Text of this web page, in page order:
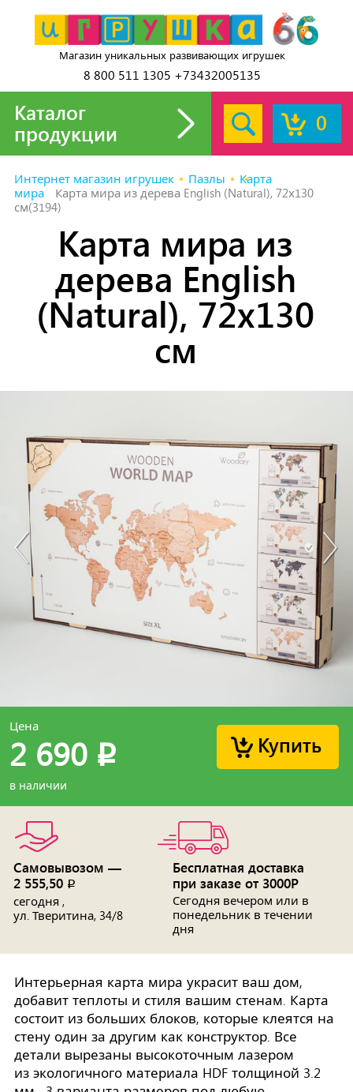
Магазин уникальных развивающих игрушек
8 800 511 1305 +73432005135
0
Каталог
продукции
Интернет магазин игрушек Пазлы
Карта
мира
Карта мира из дерева English (Natural), 72х130
см(3194)
Карта мира из
дерева English
(Natural), 72х130
см
Купить
Цена
2 690 p
в наличии
Самовывозом —
2 555,50 p
сегодня ,
ул. Тверитина, 34/8
Бесплатная доставка
при заказе от 3000Р
Сегодня вечером или в
понедельник в течении
дня
Интерьерная карта мира украсит ваш дом,
добавит теплоты и стиля вашим стенам. Карта
состоит из больших блоков, которые клеятся на
стену один за другим как конструктор. Все
детали вырезаны высокоточным лазером
из экологичного материала HDF толщиной 3.2